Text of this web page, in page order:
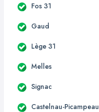
Fos 31
Gaud
Lège 31
Melles
Signac
Castelnau-Picampeau